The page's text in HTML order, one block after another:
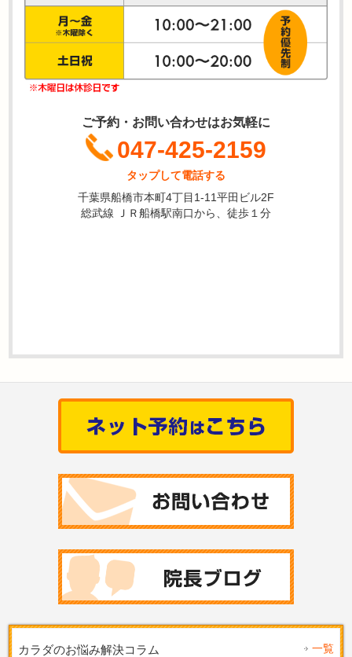
ご予約・お問い合わせはお気軽に
047-425-2159
タップして電話する
千葉県船橋市本町4丁目1-11平田ビル2F
総武線 ＪＲ船橋駅南口から、徒歩１分
カラダのお悩み解決コラム 一覧